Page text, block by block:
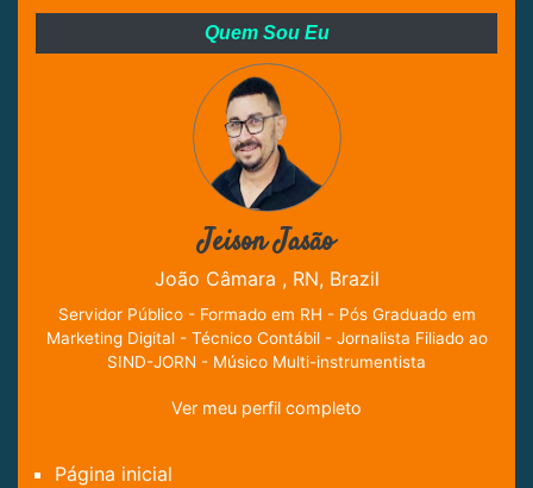
Quem Sou Eu
Jeison Jasão
João Câmara , RN, Brazil
Servidor Público - Formado em RH - Pós Graduado em
Marketing Digital - Técnico Contábil - Jornalista Filiado ao
SIND-JORN - Músico Multi-instrumentista
Ver meu perfil completo
Página inicial